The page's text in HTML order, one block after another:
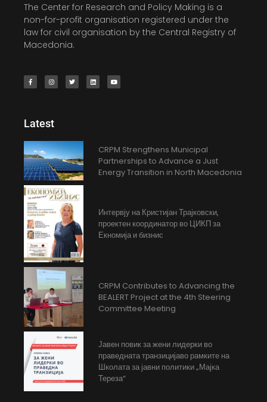
The Center for Research and Policy Making is a
non-for-profit organisation registered under the
law for civil organisation by the Central Registry of
Macedonia.
Latest
CRPM Strengthens Municipal
Partnerships to Advance a Just
Energy Transition in North Macedonia
Интервју на Кристијан Трајковски,
проектен координатор во ЦИКП за
Екномија и бизнис
CRPM Contributes to Advancing the
BEALERT Project at the 4th Steering
Committee Meeting
Јавен повик за жени лидерки во
праведната транзицијаво рамките на
Школата за јавни политики „Мајка
Тереза“